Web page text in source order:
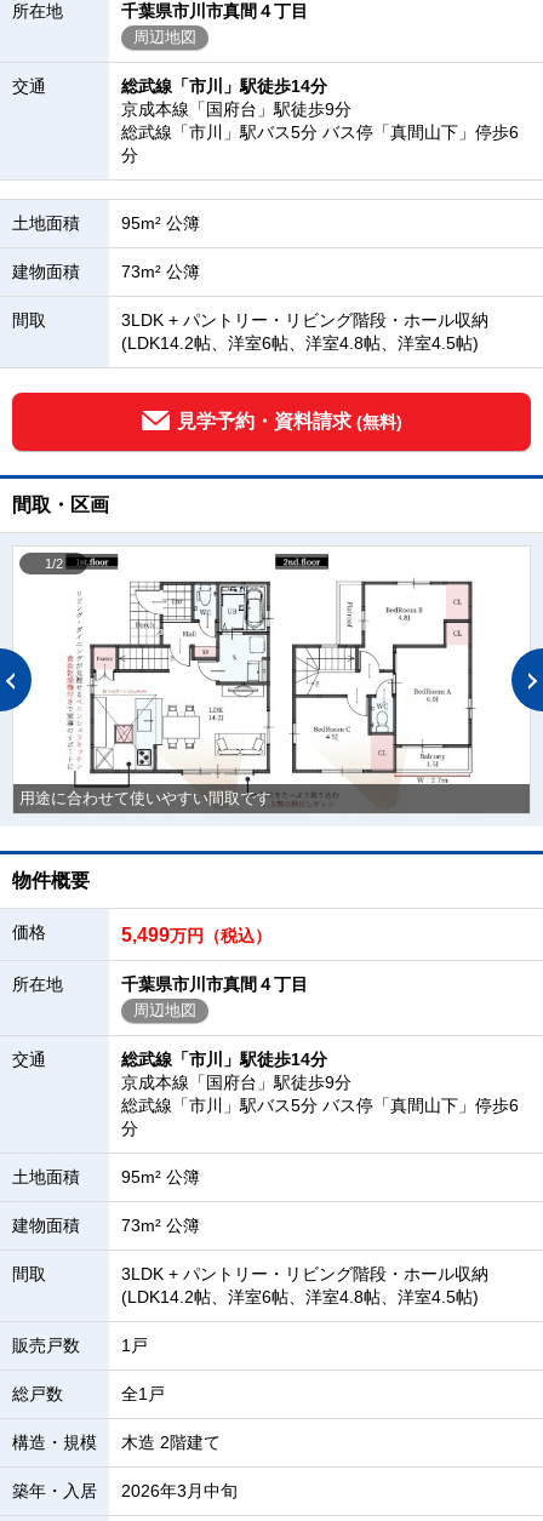
所在地 千葉県市川市真間４丁目
周辺地図
交通
総武線「市川」駅徒歩14分
京成本線「国府台」駅徒歩9分
総武線「市川」駅バス5分 バス停「真間山下」停歩6
分
土地面積 95m² 公簿
建物面積 73m² 公簿
間取
3LDK + パントリー・リビング階段・ホール収納
(LDK14.2帖、洋室6帖、洋室4.8帖、洋室4.5帖)
見学予約・資料請求 (無料)
間取・区画
用途に合わせて使いやすい間取です
1/2
物件概要
価格 5,499万円（税込）
所在地 千葉県市川市真間４丁目
周辺地図
交通
総武線「市川」駅徒歩14分
京成本線「国府台」駅徒歩9分
総武線「市川」駅バス5分 バス停「真間山下」停歩6
分
土地面積 95m² 公簿
建物面積 73m² 公簿
間取
3LDK + パントリー・リビング階段・ホール収納
(LDK14.2帖、洋室6帖、洋室4.8帖、洋室4.5帖)
販売戸数 1戸
総戸数 全1戸
構造・規模 木造 2階建て
築年・入居 2026年3月中旬